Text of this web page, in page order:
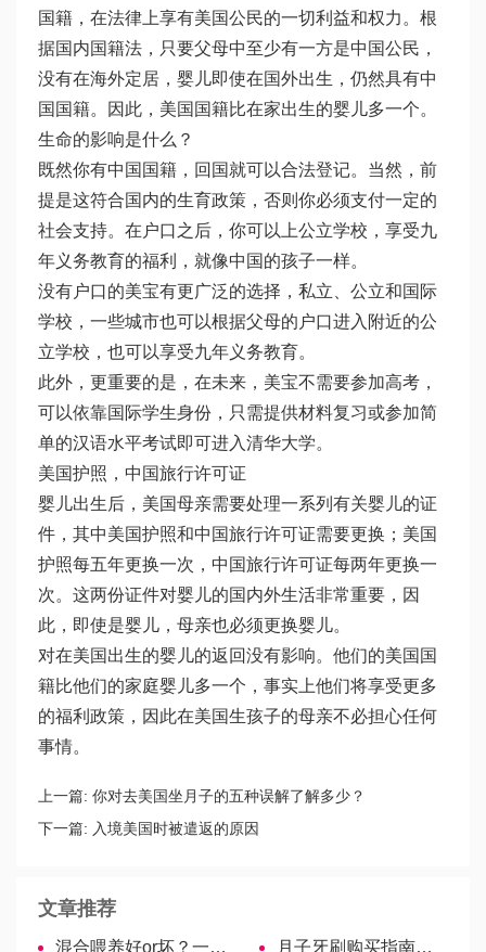
国籍，在法律上享有美国公民的一切利益和权力。根
据国内国籍法，只要父母中至少有一方是中国公民，
没有在海外定居，婴儿即使在国外出生，仍然具有中
国国籍。因此，美国国籍比在家出生的婴儿多一个。
生命的影响是什么？
既然你有中国国籍，回国就可以合法登记。当然，前
提是这符合国内的生育政策，否则你必须支付一定的
社会支持。在户口之后，你可以上公立学校，享受九
年义务教育的福利，就像中国的孩子一样。
没有户口的美宝有更广泛的选择，私立、公立和国际
学校，一些城市也可以根据父母的户口进入附近的公
立学校，也可以享受九年义务教育。
此外，更重要的是，在未来，美宝不需要参加高考，
可以依靠国际学生身份，只需提供材料复习或参加简
单的汉语水平考试即可进入清华大学。
美国护照，中国旅行许可证
婴儿出生后，美国母亲需要处理一系列有关婴儿的证
件，其中美国护照和中国旅行许可证需要更换；美国
护照每五年更换一次，中国旅行许可证每两年更换一
次。这两份证件对婴儿的国内外生活非常重要，因
此，即使是婴儿，母亲也必须更换婴儿。
对在美国出生的婴儿的返回没有影响。他们的美国国
籍比他们的家庭婴儿多一个，事实上他们将享受更多
的福利政策，因此在美国生孩子的母亲不必担心任何
事情。
上一篇: 你对去美国坐月子的五种误解了解多少？
下一篇: 入境美国时被遣返的原因
文章推荐
混合喂养好or坏？一文详解利弊 月子牙刷购买指南，看看什么品牌更适合你